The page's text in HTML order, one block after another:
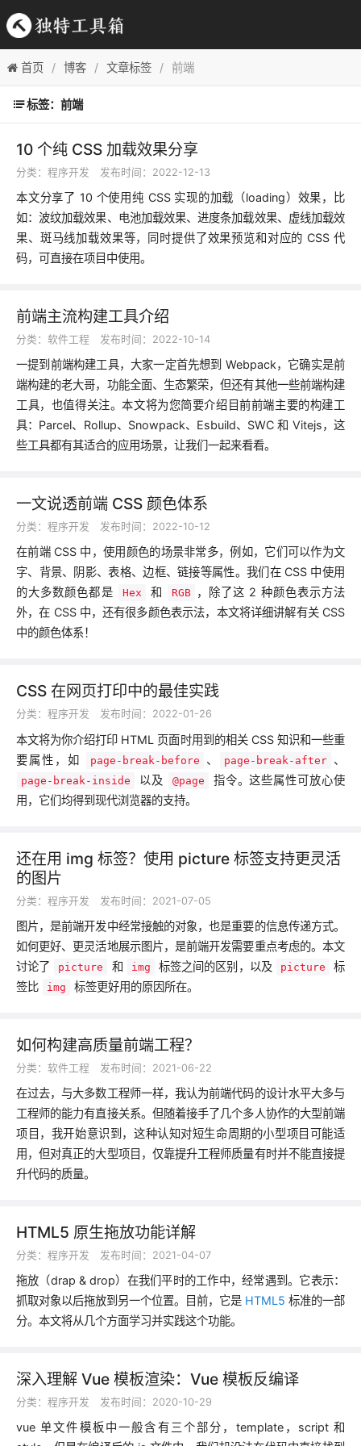
首页 博客 文章标签 前端
标签：前端
10 个纯 CSS 加载效果分享
分类： 程序开发 发布时间：2022-12-13
本文分享了 10 个使用纯 CSS 实现的加载（loading）效果，比
如：波纹加载效果、电池加载效果、进度条加载效果、虚线加载效
果、斑马线加载效果等，同时提供了效果预览和对应的 CSS 代
码，可直接在项目中使用。
前端主流构建工具介绍
分类： 软件工程 发布时间：2022-10-14
一提到前端构建工具，大家一定首先想到 Webpack，它确实是前
端构建的老大哥，功能全面、生态繁荣，但还有其他一些前端构建
工具，也值得关注。本文将为您简要介绍目前前端主要的构建工
具：Parcel、Rollup、Snowpack、Esbuild、SWC 和 Vitejs，这
些工具都有其适合的应用场景，让我们一起来看看。
一文说透前端 CSS 颜色体系
分类： 程序开发 发布时间：2022-10-12
在前端 CSS 中，使用颜色的场景非常多，例如，它们可以作为文
字、背景、阴影、表格、边框、链接等属性。我们在 CSS 中使用
的大多数颜色都是
Hex 和 RGB
，除了这 2 种颜色表示方法
外，在 CSS 中，还有很多颜色表示法，本文将详细讲解有关 CSS
中的颜色体系！
CSS 在网页打印中的最佳实践
分类： 程序开发 发布时间：2022-01-26
本文将为你介绍打印 HTML 页面时用到的相关 CSS 知识和一些重
要属性，如
page-break-before 、 page-break-after 、
page-break-inside 以及 @page
指令。这些属性可放心使
用，它们均得到现代浏览器的支持。
还在用 img 标签？使用 picture 标签支持更灵活
的图片
分类： 程序开发 发布时间：2021-07-05
图片，是前端开发中经常接触的对象，也是重要的信息传递方式。
如何更好、更灵活地展示图片，是前端开发需要重点考虑的。本文
讨论了
picture 和 img 标签之间的区别，以及 picture
标
签比
img 标签更好用的原因所在。
如何构建高质量前端工程？
分类： 软件工程 发布时间：2021-06-22
在过去，与大多数工程师一样，我认为前端代码的设计水平大多与
工程师的能力有直接关系。但随着接手了几个多人协作的大型前端
项目，我开始意识到，这种认知对短生命周期的小型项目可能适
用，但对真正的大型项目，仅靠提升工程师质量有时并不能直接提
升代码的质量。
HTML5 原生拖放功能详解
分类： 程序开发 发布时间：2021-04-07
拖放（drap & drop）在我们平时的工作中，经常遇到。它表示：
抓取对象以后拖放到另一个位置。目前，它是 HTML5 标准的一部
分。本文将从几个方面学习并实践这个功能。
深入理解 Vue 模板渲染：Vue 模板反编译
分类： 程序开发 发布时间：2020-10-29
vue 单文件模板中一般含有三个部分，template，script 和